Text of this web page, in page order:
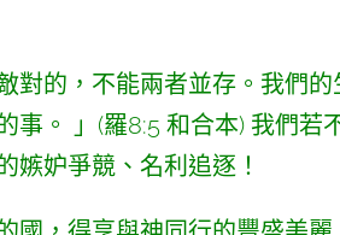
對的，不能兩者並存。 我們的
事。 」 (羅8:5 和合本) 我們若
嫉妒爭競、名利追逐！